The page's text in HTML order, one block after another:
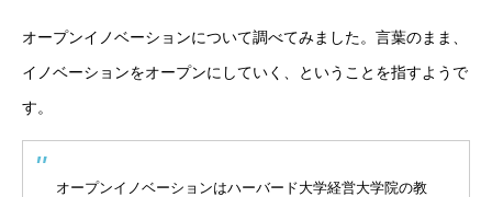
働く
学ぶ
オープンイノベーションについて調べてみました。言葉のまま、
イノベーションをオープンにしていく、ということを指すようで
す。
オープンイノベーションはハーバード大学経営大学院の教